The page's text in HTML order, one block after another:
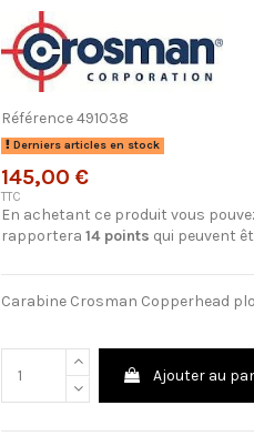
Référence491038
Derniers articles en stock
145,00 €
TTC
En achetant ce produit vous
rapportera 14points qui peuvent
Carabine Crosman Copperhead
Ajouter au